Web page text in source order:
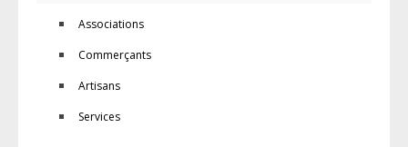
Associations
Commerçants
Artisans
Services